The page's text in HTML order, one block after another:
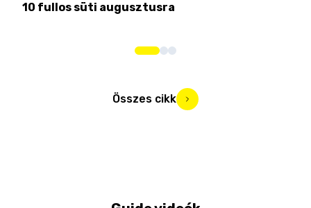
10 fullos süti augusztusra
Összes cikk